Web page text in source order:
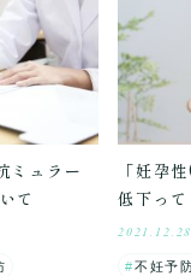
ミュラー
て
「妊孕
低下っ
2021.12.28
不妊予